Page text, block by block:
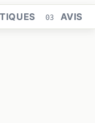
03 AVIS